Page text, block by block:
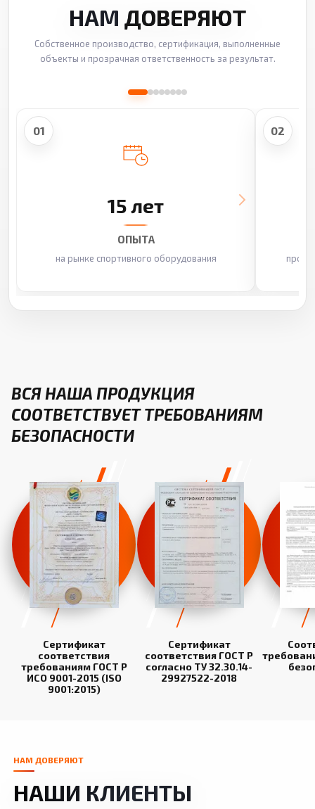
НАМ ДОВЕРЯЮТ
Собственное производство, сертификация, выполненные
объекты и прозрачная ответственность за результат.
01
15 лет
ОПЫТА
на рынке спортивного оборудования
02
ВСЯ НАША ПРОДУКЦИЯ
СООТВЕТСТВУЕТ ТРЕБОВАНИЯМ
БЕЗОПАСНОСТИ
Сертификат
соответствия
требованиям ГОСТ Р
ИСО 9001-2015 (ISO
9001:2015)
Сертификат
соответствия ГОСТ Р
согласно ТУ 32.30.14-
29927522-2018
НАМ ДОВЕРЯЮТ
НАШИ КЛИЕНТЫ